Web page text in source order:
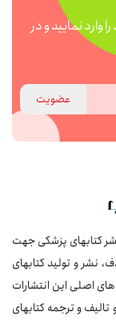
وارد نمایید و در
عضویت
با هدف توسعه و نشر کتابهای پزشکی جهت
نشر و تولید کتابهای
اصلی این انتشارات
تالیف و ترجمه کتابهای